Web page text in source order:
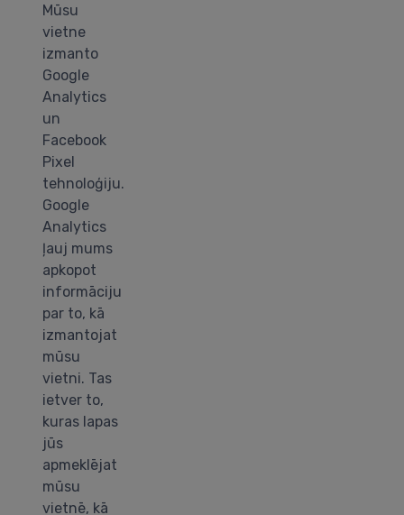
Mūsu
vietne
izmanto
Google
Analytics
un
Facebook
Pixel
tehnoloģiju.
Google
Analytics
ļauj mums
apkopot
informāciju
par to, kā
izmantojat
mūsu
vietni. Tas
ietver to,
kuras lapas
jūs
apmeklējat
mūsu
vietnē, kā